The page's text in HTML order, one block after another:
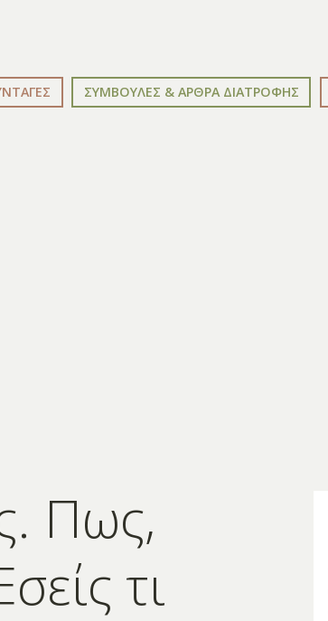
ΣΥΜΒΟΥΛΕΣ & ΑΡΘΡΑ ΔΙΑΤΡΟΦΗΣ
Πως,
τι